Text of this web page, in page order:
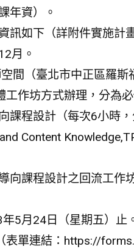
年資）。
訊如下（詳附件實施計畫
月。
間（臺北市中正區羅斯
作坊方式辦理，分為
課程設計（每次6小時
Content
向課程設計之回流工作
5月24日（星期五）止
表單連結：https://